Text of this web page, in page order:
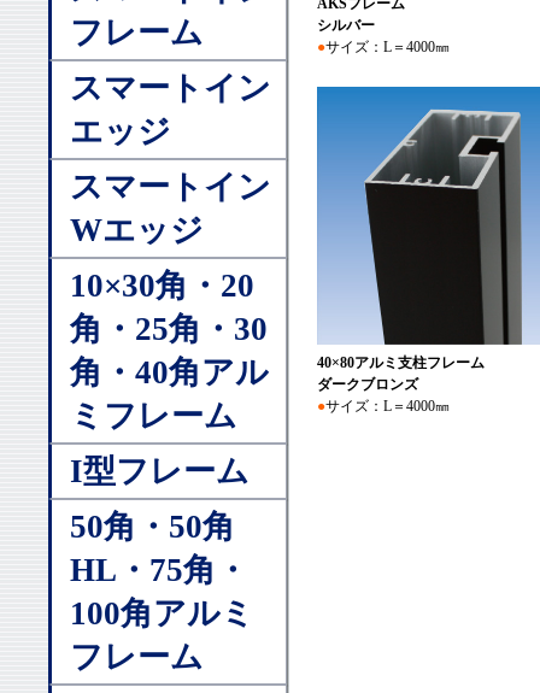
フレーム
スマートイン
エッジ
スマートイン
Wエッジ
10×30角・20
角・25角・30
角・40角アル
ミフレーム
I型フレーム
50角・50角
HL・75角・
100角アルミ
フレーム
シルバー
●サイズ：L＝4000㎜
40×80アルミ支柱フレーム
ダークブロンズ
●サイズ：L＝4000㎜